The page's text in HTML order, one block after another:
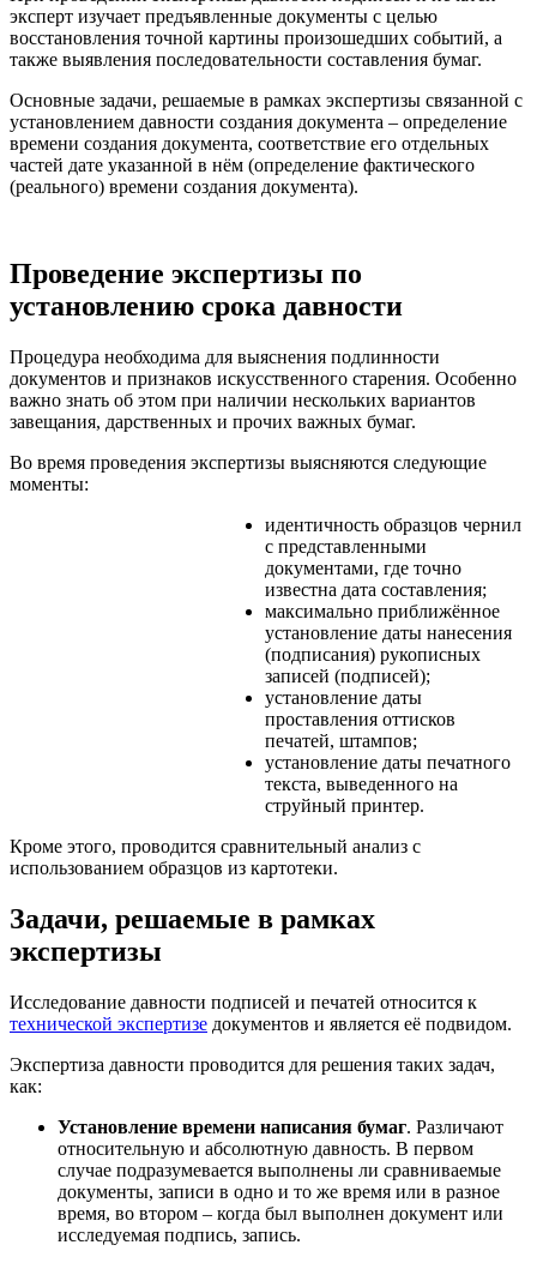
эксперт изучает предъявленные документы с целью
восстановления точной картины произошедших событий, а
также выявления последовательности составления бумаг.
Основные задачи, решаемые в рамках экспертизы связанной с
установлением давности создания документа – определение
времени создания документа, соответствие его отдельных
частей дате указанной в нём (определение фактического
(реального) времени создания документа).
Проведение экспертизы по
установлению срока давности
Процедура необходима для выяснения подлинности
документов и признаков искусственного старения. Особенно
важно знать об этом при наличии нескольких вариантов
завещания, дарственных и прочих важных бумаг.
Во время проведения экспертизы выясняются следующие
моменты:
идентичность образцов чернил
с представленными
документами, где точно
известна дата составления;
максимально приближённое
установление даты нанесения
(подписания) рукописных
записей (подписей);
установление даты
проставления оттисков
печатей, штампов;
установление даты печатного
текста, выведенного на
струйный принтер.
Кроме этого, проводится сравнительный анализ с
использованием образцов из картотеки.
Задачи, решаемые в рамках
экспертизы
Исследование давности подписей и печатей относится к
технической экспертизе документов и является её подвидом.
Экспертиза давности проводится для решения таких задач,
как:
Установление времени написания бумаг. Различают
относительную и абсолютную давность. В первом
случае подразумевается выполнены ли сравниваемые
документы, записи в одно и то же время или в разное
время, во втором – когда был выполнен документ или
исследуемая подпись, запись.